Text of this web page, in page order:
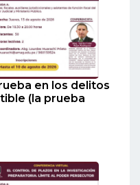
en los delitos
(la prueba